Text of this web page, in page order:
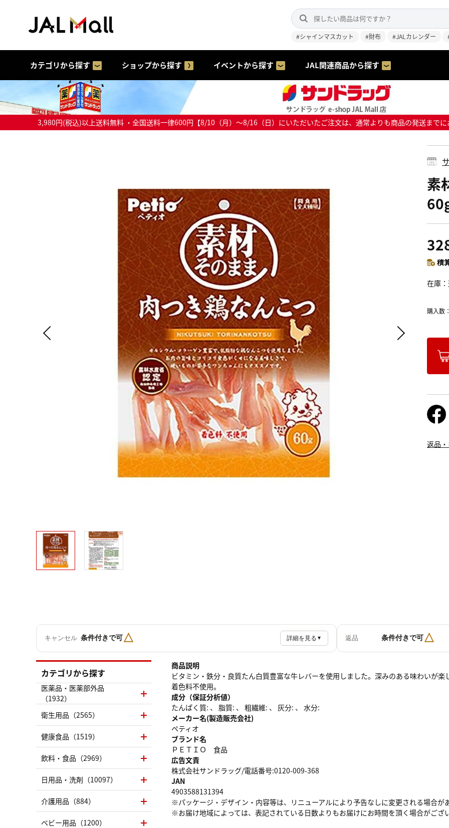
#シャインマスカット #財布 #JALカレンダー
カテゴリから探す ショップから探す イベントから探す JAL関連商品から探す
3,980円(税込)以上送料無料 ・全国送料一律600円【8/10（月）～8/16（日）にいただいたご注文は、通常よりも商品の発送まで
素
積
在庫
購入数
返品
キャンセル 条件付きで可△ 詳細を見る ▼ 返品 条件付きで可△
商品説明
ビタミン・鉄分・良質たん白質豊富な牛レバーを使用しました。深みのある味わいが
着色料不使用。
成分（保証分析値）
たんぱく質: 、 脂質: 、 粗繊維: 、 灰分: 、 水分:
メーカー名(製造販売会社)
ペティオ
ブランド名
ＰＥＴＩＯ 食品
広告文責
株式会社サンドラッグ/電話番号:0120-009-368
JAN
4903588131394
※パッケージ・デザイン・内容等は、リニューアルにより予告なしに変更される場合が
※お届け地域によっては、表記されている日数よりもお届けにお時間を頂く場合がござ
カテゴリから探す
医薬品・医薬部外品
（1932）
衛生用品（2565）
健康食品（1519）
飲料・食品（2969）
日用品・洗剤（10097）
介護用品（884）
ベビー用品（1200）